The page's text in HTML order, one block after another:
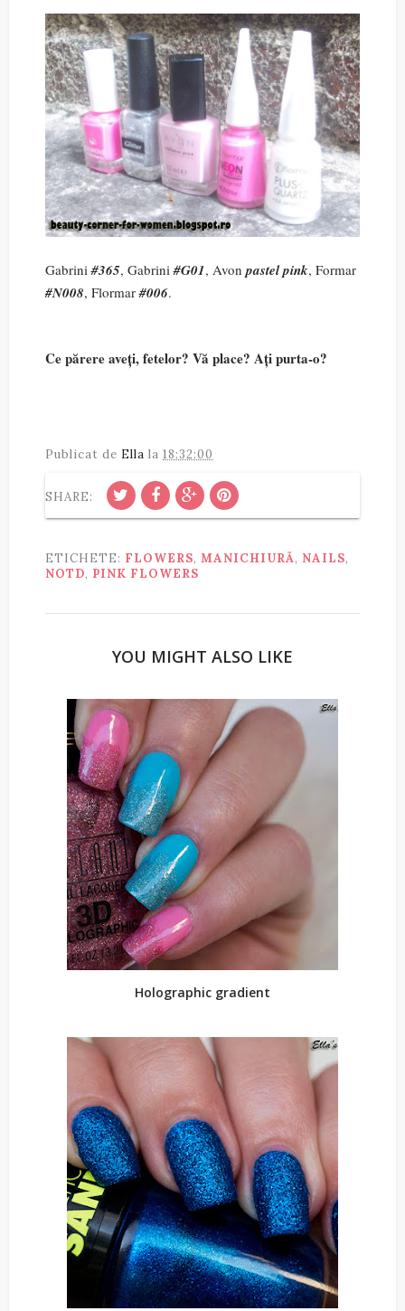
Gabrini#365, Gabrini#G01, Avon pastel pink, Formar
#N008, Flormar#006.
Ce părere aveți, fetelor? Vă place? Ați purta-o?
Publicat de Ella la 18:32:00
SHARE:
ETICHETE: FLOWERS, MANICHIURĂ, NAILS,
NOTD, PINK FLOWERS
YOU MIGHT ALSO LIKE
Holographic gradient